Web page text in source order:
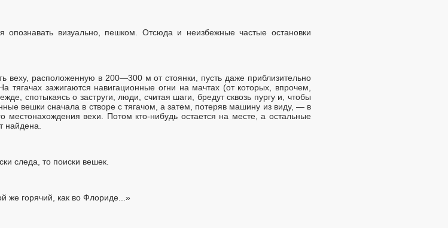
опознавать визуально, пешком. Отсюда и неизбежные частые остановки
веху, расположенную в 200—300 м от стоянки, пусть даже приблизительно
тягачах зажигаются навигационные огни на мачтах (от которых, впрочем,
спотыкаясь о заструги, люди, считая шаги, бредут сквозь пургу и, чтобы
вешки сначала в створе с тягачом, а затем, потеряв машину из виду, — в
местонахождения вехи. Потом кто-нибудь остается на месте, а остальные
найдена.
следа, то поиски вешек.
же горячий, как во Флориде...»